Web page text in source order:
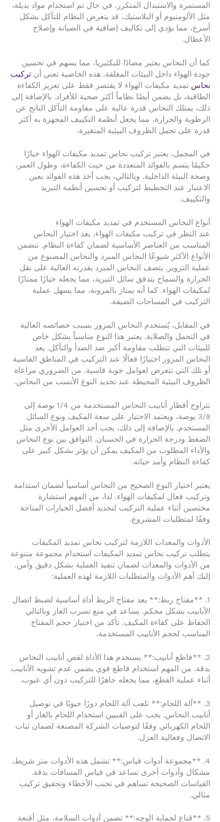
المستمرة والاستبدال المتكرر. في حال تم استخدام مواد بديلة،
مثل الألومنيوم أو البلاستيك، قد يتعرض النظام للتآكل بشكل
أسرع، مما يؤدي إلى تكاليف إضافية في الصيانة وإصلاح
الأعطال.
كما أن النحاس يعتبر مضادًا للبكتيريا، مما يسهم في تحسين
جودة الهواء داخل البيئات المغلقة. هذه الخاصية تعني أن تركيب
نحاس تمديد مكيفات الهواء لا يقتصر فقط على تعزيز الكفاءة
الطاقية، بل يضمن أيضًا نظاماً أكثر صحية للأفراد. بالإضافة إلى
ذلك، يمتلك النحاس قدرة عالية على مقاومة التآكل الناتج عن
الرطوبة والحرارة، مما يجعل أنظمة التكييف المجهزة به أكثر
قدرة على تحمل الظروف البيئية المتغيرة.
في المجمل، يعتبر تركيب نحاس تمديد مكيفات الهواء خيارًا
حكيمًا يتسم بالفوائد المتعددة من حيث الكفاءة، وطول العمر،
وصحة البيئة الداخلية. وبالتالي، يجب أخذ هذه الفوائد بعين
الاعتبار عند التخطيط لتركيب أو تحسين أنظمة التبريد
والتكييف.
أنواع النحاس المستخدم في تمديد مكيفات الهواء
عند النظر في تركيب مكيفات الهواء، يعد اختيار النحاس
المناسب من العناصر الأساسية لضمان كفاءة النظام. تتضمن
الأنواع الأكثر شيوعًا النحاس المبرد والنحاس المصنوع من
عملية التزوير. يتصف النحاس المبرد بقدرته العالية على نقل
الحرارة والسماح بتدفق سائل التبريد، مما يجعله خيارًا ممتازًا
لمكيفات الهواء. كما أنه يمتاز بالمرونة، مما يسهل عملية
التركيب في المساحات الضيقة.
في المقابل، يُستخدم النحاس المزور بسبب خصائصه العالية
في التحمل والصلابة. يعتبر هذا النوع مناسباً بشكل خاص
للبيئات التي تتطلب مقاومة أكبر ضد الصدأ والتآكل. يعد
النحاس المزور اختيارًا فعالًا عند التركيب في المناطق القاسية
أو تلك التي تتعرض لعوامل جوية قاسية. من الضروري مراعاة
الظروف البيئية المحيطة عند تحديد النوع الأنسب من النحاس.
تتراوح أقطار أنابيب النحاس المستخدمة من 1/4 بوصة إلى
3/8 بوصة، ويعتمد الاختيار على سعة المكيف ونوع السائل
المستخدم. بالإضافة إلى ذلك، يجب أخذ العوامل الأخرى مثل
الضغط ودرجة الحرارة في الحسبان. التوافق بين نوع النحاس
والأداء المطلوب من المكيف يمكن أن يؤثر بشكل كبير على
كفاءة النظام وأمد حياته.
يعتبر اختيار النوع الصحيح من النحاس أساسياً لضمان استدامة
وتركيب فعال لمكيفات الهواء. لذا، من المهم استشارة
مختصين أثناء عملية التركيب لتحديد أفضل الخيارات المتاحة
وفقًا لمتطلبات المشروع.
الأدوات والمعدات اللازمة لتركيب نحاس تمديد المكيفات
يتطلب تركيب نحاس تمديد المكيفات استخدام مجموعة متنوعة
من الأدوات والمعدات لضمان تنفيذ العملية بشكل دقيق وآمن.
إليك أهم الأدوات والمتطلبات اللازمة لهذه العملية:
1. **مفتاح ربط:** يعد مفتاح الربط أداة أساسية لضبط اتصال
الأنابيب بشكل محكم. يساعد في منع تسرب الغاز وبالتالي
الحفاظ على كفاءة المكيف. تأكد من اختيار حجم المفتاح
المناسب لحجم الأنابيب المستخدمة.
2. **قاطع أنابيب:** يستخدم هذا الأداة لقص أنابيب النحاس
بدقة. من المهم استخدام قاطع قوي يضمن عدم تشويه الأنابيب
أثناء عملية القطع، مما يجعله جاهزًا للتركيب دون أي عيوب.
3. **آلة اللحام:** تلعب آلة اللحام دورًا حيويًا في توصيل
أنابيب النحاس. يجب على الفنيين استخدام اللحام بالغاز أو
اللحام الكهربائي وفقًا لتوصيات الشركة المصنعة لضمان ثبات
الاتصال وفعالية العزل.
4. **مجموعة أدوات قياس:** تشمل هذه الأدوات متر شريط،
مشكال وأدوات أخرى تساعد في قياس المسافات بدقة.
القياسات الصحيحة تساهم في تجنب الأخطاء وتحقيق تركيب
مثالي.
5. **قناع لحماية الوجه:** تضمن أدوات السلامة، مثل أقنعة